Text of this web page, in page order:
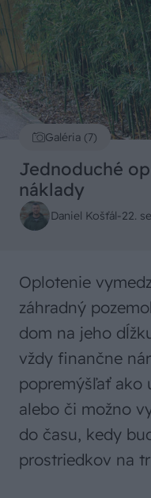
Galéria (7)
Jednoduché
náklady
Daniel Košťál-22.
Oplotenie
záhradný
dom na jeho
vždy finančne
popremýšľať ako
alebo či možno
do času, kedy
prostriedkov na